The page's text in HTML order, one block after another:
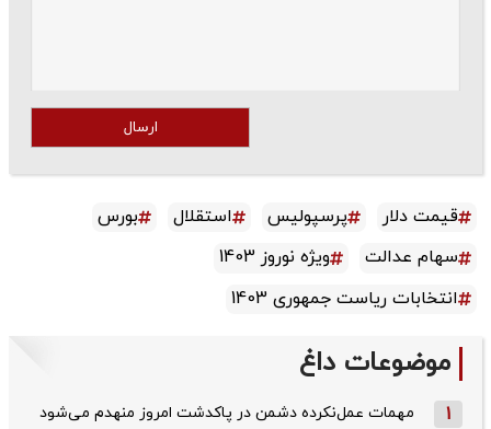
ارسال
قیمت دلار پرسپولیس استقلال
بورس
سهام عدالت
ویژه نوروز 1403
انتخابات ریاست جمهوری 1403
موضوعات داغ
1 مهمات عمل‌نکرده دشمن در پاکدشت امروز منهدم می‌شود